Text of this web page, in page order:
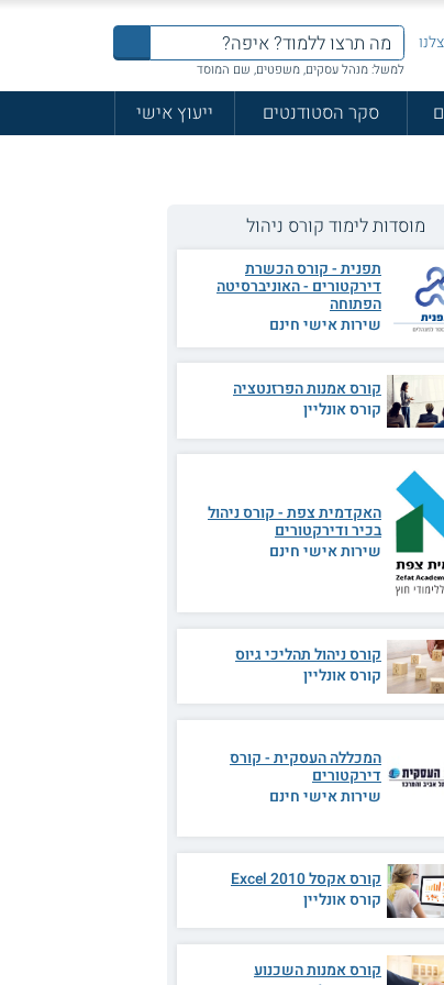
למשל: מנהל עסקים, משפטים, שם המוסד
סקר הסטודנטים
ייעוץ אישי
מוסדות לימוד קורס ניהול
תפנית - קורס הכשרת
דירקטורים - האוניברסיטה
הפתוחה
שירות אישי חינם
קורס אמנות הפרזנטציה
קורס אונליין
האקדמית צפת - קורס ניהול
בכיר ודירקטורים
שירות אישי חינם
קורס ניהול תהליכי גיוס
קורס אונליין
המכללה העסקית - קורס
דירקטורים
שירות אישי חינם
קורס אקסל 2010 Excel
קורס אונליין
קורס אמנות השכנוע